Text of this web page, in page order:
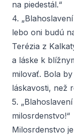
na piedestál.“
4.
lebo oni budú
Terézia z
a láske k
milovať. Bola
láskavosti, než
5.
milosrdenstvo!“
Milosrdenstvo